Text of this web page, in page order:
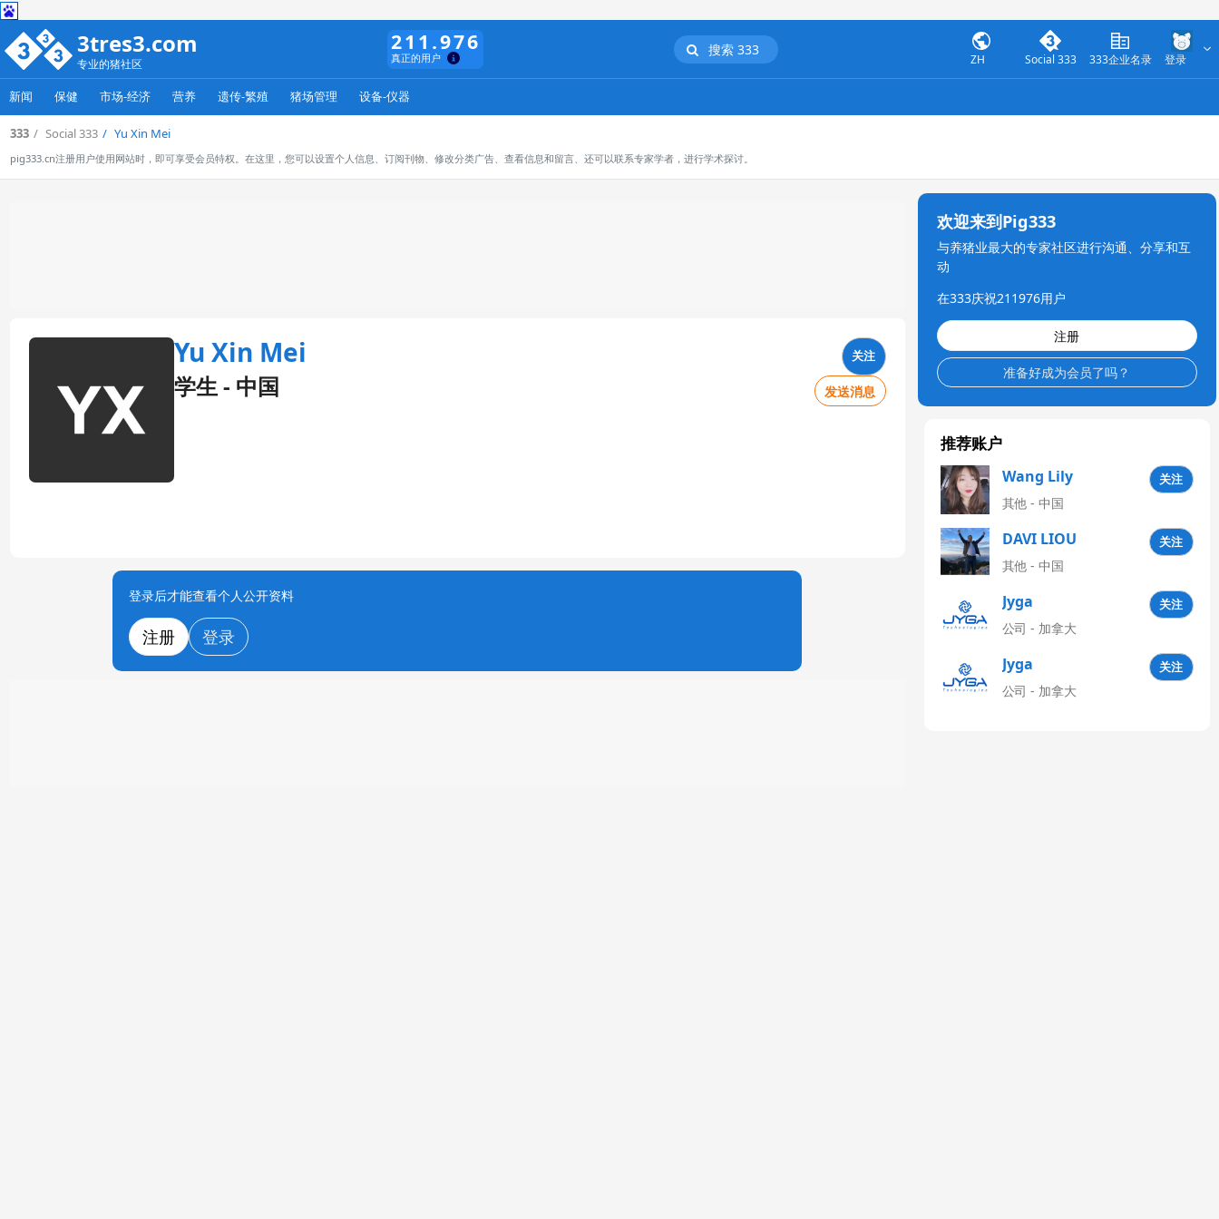
3tres3.com
专业的猪社区
211.976
真正的用户
搜索 333
ZH Social 333 333企业名录 登录
新闻 保健 市场-经济 营养 遗传-繁殖 猪场管理 设备-仪器
333 Social 333 Yu Xin Mei
pig333.cn注册用户使用网站时，即可享受会员特权。在这里，您可以设置个人信息、订阅刊物、修改分类广告、查看信息和留言、还可以联系专家学者，进行学术探讨。
Yu Xin Mei
学生 - 中国
关注
发送消息
登录后才能查看个人公开资料
注册 登录
欢迎来到Pig333
与养猪业最大的专家社区进行沟通、分享和互
动
在333庆祝211976用户
注册
准备好成为会员了吗？
推荐账户
Wang Lily 关注
其他 - 中国
DAVI LIOU 关注
其他 - 中国
Jyga
Technologies
关注
公司 - 加拿大
Jyga
Technologies
关注
公司 - 加拿大